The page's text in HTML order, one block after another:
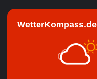
WetterKompass.de